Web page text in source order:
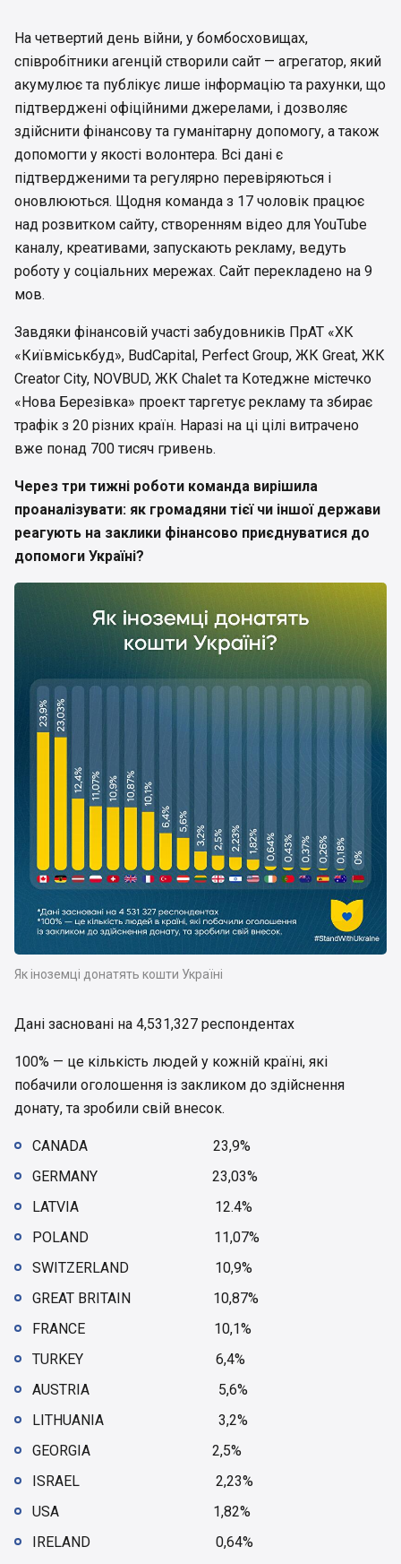
На четвертий день війни, у бомбосховищах,
співробітники агенцій створили сайт — агрегатор, який
акумулює та публікує лише інформацію та рахунки, що
підтверджені офіційними джерелами, і дозволяє
здійснити фінансову та гуманітарну допомогу, а також
допомогти у якості волонтера. Всі дані є
підтвердженими та регулярно перевіряються і
оновлюються. Щодня команда з 17 чоловік працює
над розвитком сайту, створенням відео для YouTube
каналу, креативами, запускають рекламу, ведуть
роботу у соціальних мережах. Сайт перекладено на 9
мов.
Завдяки фінансовій участі забудовників ПрАТ «ХК
«Київміськбуд», BudCapital, Perfect Group, ЖК Great, ЖК
Creator City, NOVBUD, ЖК Chalet та Котеджне містечко
«Нова Березівка» проект таргетує рекламу та збирає
трафік з 20 різних країн. Наразі на ці цілі витрачено
вже понад 700 тисяч гривень.
Через три тижні роботи команда вирішила
проаналізувати: як громадяни тієї чи іншої держави
реагують на заклики фінансово приєднуватися до
допомоги Україні?
Як іноземці донатять кошти Україні
Дані засновані на 4,531,327 респондентах
100% — це кількість людей у кожній країні, які
побачили оголошення із закликом до здійснення
донату, та зробили свій внесок.
CANADA 23,9%
GERMANY 23,03%
LATVIA 12.4%
POLAND 11,07%
SWITZERLAND 10,9%
GREAT BRITAIN 10,87%
FRANCE 10,1%
TURKEY 6,4%
AUSTRIA 5,6%
LITHUANIA 3,2%
GEORGIA 2,5%
ISRAEL 2,23%
USA 1,82%
IRELAND 0,64%